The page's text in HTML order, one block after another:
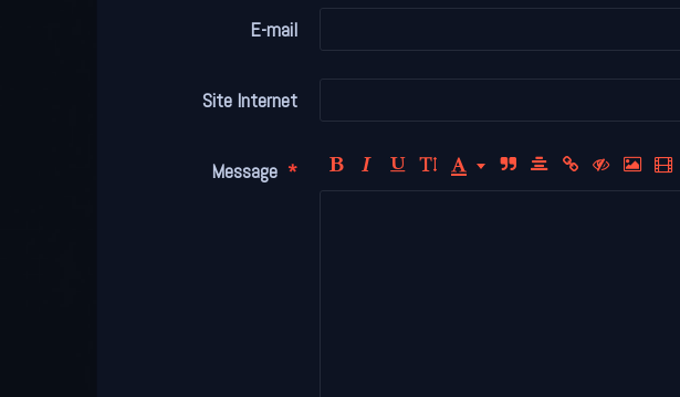
E-mail
Site Internet
Message